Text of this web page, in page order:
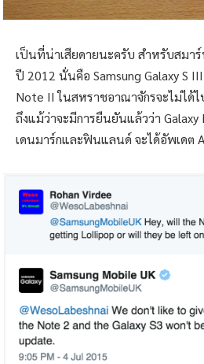
เป็นที่น่าเสียดายนะครับ สำหรับสมา
ปี 2012 นั่นคือ Samsung Galaxy S
Note II ในสหราชอาณาจักรจะไม่ได้
ถึงแม้ว่าจะมีการยืนยันแล้วว่า
เดนมาร์กและฟินแลนด์ จะได้อัพเดต